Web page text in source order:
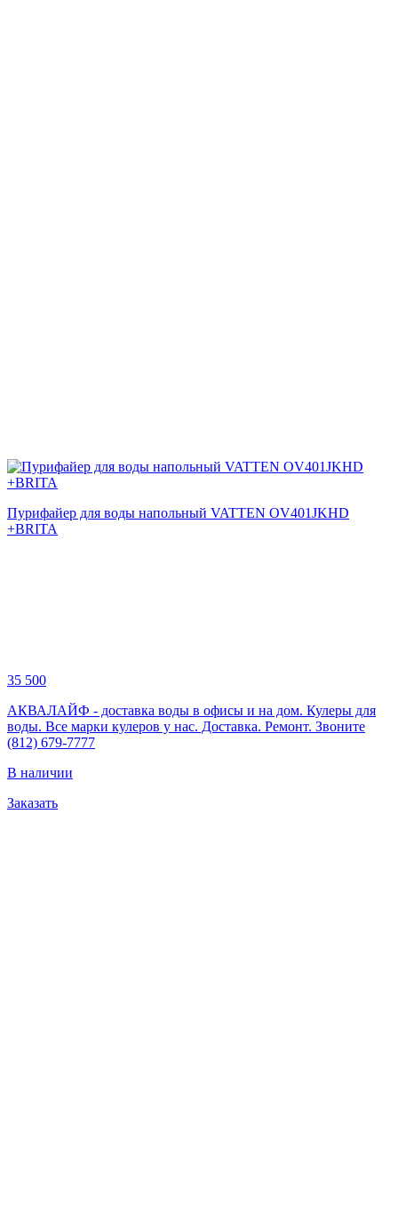
Пурифайер для воды напольный VATTEN OV401JKHD
+BRITA
35 500
АКВАЛАЙФ - доставка воды в офисы и на дом. Кулеры для
воды. Все марки кулеров у нас. Доставка. Ремонт. Звоните
(812) 679-7777
В наличии
Заказать